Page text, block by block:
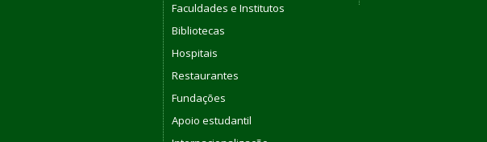
Faculdades e Institutos
Bibliotecas
Hospitais
Restaurantes
Fundações
Apoio estudantil